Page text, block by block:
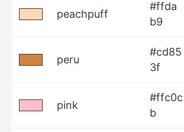
peachpuff
#ffda
b9
peru
#cd85
3f
pink
#ffc0c
b